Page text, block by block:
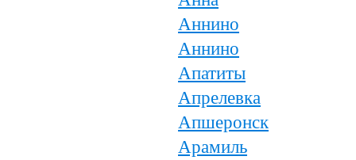
Аннино
Аннино
Апатиты
Апрелевка
Апшеронск
Арамиль